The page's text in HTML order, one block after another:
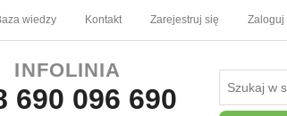
wiedzy Kontakt Zarejestruj się Zaloguj
INFOLINIA
690 096 690